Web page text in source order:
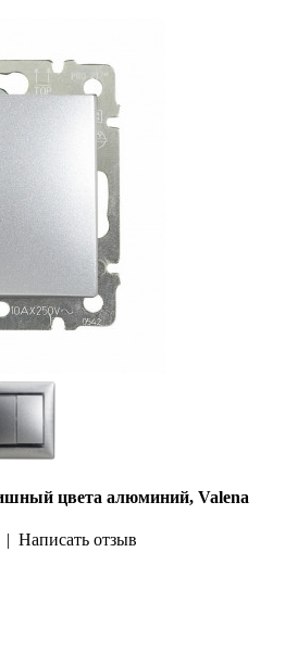
цвета алюминий, Valena
Написать отзыв